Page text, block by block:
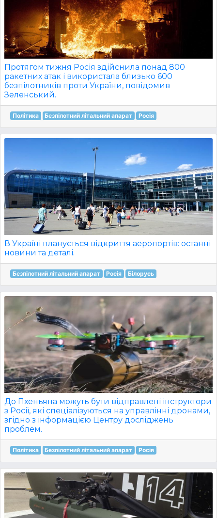
Протягом тижня Росія здійснила понад 800
ракетних атак і використала близько 600
безпілотників проти України, повідомив
Зеленський.
Політика Безпілотний літальний апарат Росія
В Україні планується відкриття аеропортів: останні
новини та деталі.
Безпілотний літальний апарат Росія Білорусь
До Пхеньяна можуть бути відправлені інструктори
з Росії, які спеціалізуються на управлінні дронами,
згідно з інформацією Центру досліджень
проблем.
Політика Безпілотний літальний апарат Росія